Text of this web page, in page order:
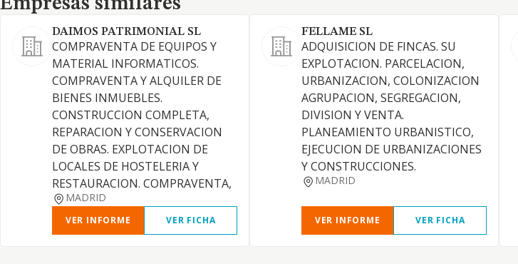
Empresas similares
DAIMOS PATRIMONIAL SL
COMPRAVENTA DE EQUIPOS Y
MATERIAL INFORMATICOS.
COMPRAVENTA Y ALQUILER DE
BIENES INMUEBLES.
CONSTRUCCION COMPLETA,
REPARACION Y CONSERVACION
DE OBRAS. EXPLOTACION DE
LOCALES DE HOSTELERIA Y
RESTAURACION. COMPRAVENTA,
MADRID
VER INFORME VER FICHA
FELLAME SL
ADQUISICION DE FINCAS. SU
EXPLOTACION. PARCELACION,
URBANIZACION, COLONIZACION
AGRUPACION, SEGREGACION,
DIVISION Y VENTA.
PLANEAMIENTO URBANISTICO,
EJECUCION DE URBANIZACIONES
Y CONSTRUCCIONES.
MADRID
VER INFORME VER FICHA